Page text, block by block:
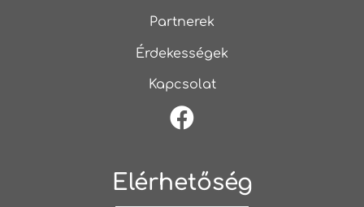
Partnerek
Érdekességek
Kapcsolat
Elérhetőség